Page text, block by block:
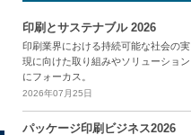
印刷とサステナブル 2026
印刷業界における持続可能な社会の実
現に向けた取り組みやソリューション
にフォーカス。
2026年07月25日
パッケージ印刷ビジネス2026